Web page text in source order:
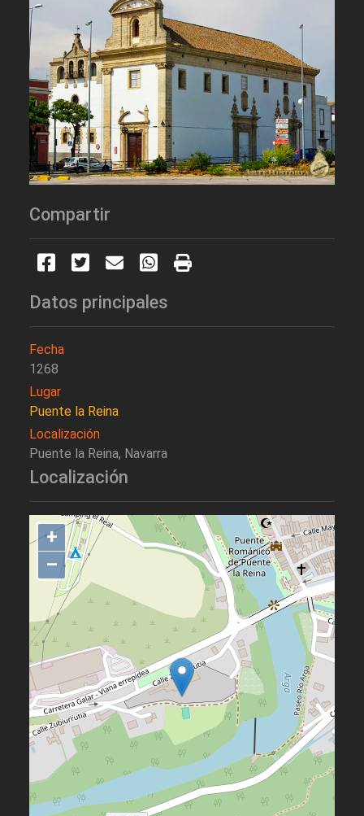
Compartir
Datos principales
Fecha
1268
Lugar
Puente la Reina
Localización
Puente la Reina, Navarra
Localización
+
–